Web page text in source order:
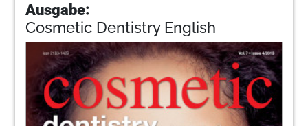
Ausgabe:
Cosmetic Dentistry English